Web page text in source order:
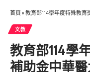
首頁 » 教育部114學年度特殊教育獎學金及
文教
教育部114學
補助金中華